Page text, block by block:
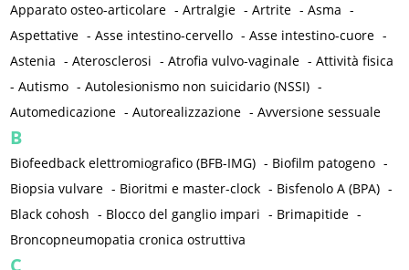
Apparato osteo-articolare -Artralgie -Artrite -Asma -
Aspettative -Asse intestino-cervello -Asse intestino-cuore -
Astenia -Aterosclerosi -Atrofia vulvo-vaginale -Attività fisica
-Autismo -Autolesionismo non suicidario (NSSI) -
Automedicazione -Autorealizzazione -Avversione sessuale
B
Biofeedback elettromiografico (BFB-IMG) - Biofilm patogeno -
Biopsia vulvare - Bioritmi e master-clock - Bisfenolo A (BPA) -
Black cohosh - Blocco del ganglio impari - Brimapitide -
Broncopneumopatia cronica ostruttiva